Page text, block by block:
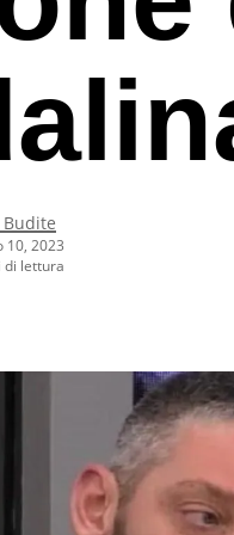
10, 2023
di lettura